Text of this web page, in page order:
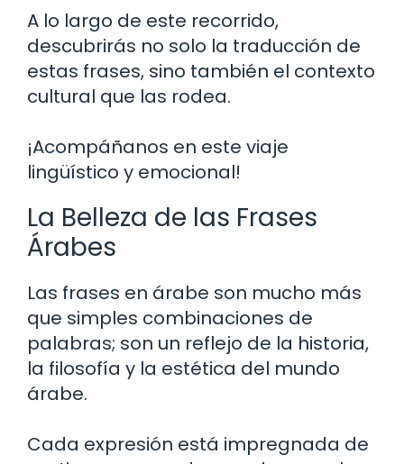
A lo largo de este recorrido,
descubrirás no solo la traducción de
estas frases, sino también el contexto
cultural que las rodea.
¡Acompáñanos en este viaje
lingüístico y emocional!
La Belleza de las Frases
Árabes
Las frases en árabe son mucho más
que simples combinaciones de
palabras; son un reflejo de la historia,
la filosofía y la estética del mundo
árabe.
Cada expresión está impregnada de